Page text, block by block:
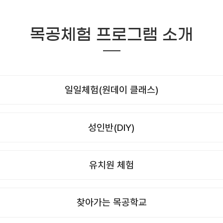
목공체험 프로그램 소개
일일체험(원데이 클래스)
성인반(DIY)
유치원 체험
찾아가는 목공학교